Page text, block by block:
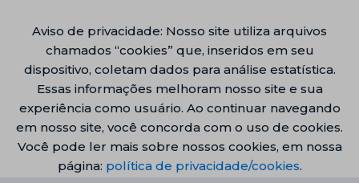
Aviso de privacidade: Nosso site utiliza arquivos
chamados “cookies” que, inseridos em seu
dispositivo, coletam dados para análise estatística.
Essas informações melhoram nosso site e sua
experiência como usuário. Ao continuar navegando
em nosso site, você concorda com o uso de cookies.
Você pode ler mais sobre nossos cookies, em nossa
página: política de privacidade/cookies.